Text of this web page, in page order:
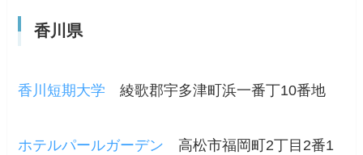
香川県
香川短期大学 綾歌郡宇多津町浜一番丁10番地
ホテルパールガーデン 高松市福岡町2丁目2番1